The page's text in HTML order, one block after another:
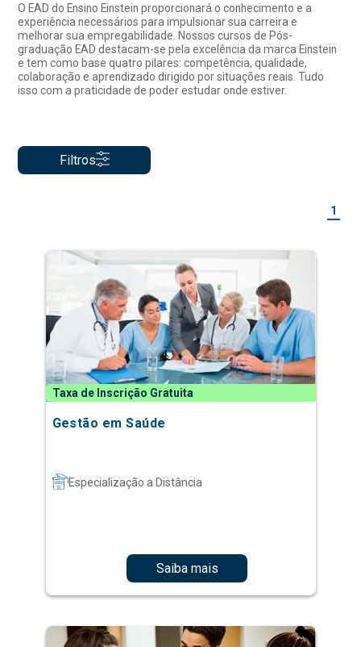
O EAD do Ensino Einstein proporcionará o conhecimento e a
experiência necessários para impulsionar sua carreira e
melhorar sua empregabilidade. Nossos cursos de Pós-
graduação EAD destacam-se pela excelência da marca Einstein
e tem como base quatro pilares: competência, qualidade,
colaboração e aprendizado dirigido por situações reais. Tudo
isso com a praticidade de poder estudar onde estiver.
Filtros
1
Taxa de Inscrição Gratuita
Gestão em Saúde
Especialização a Distância
Saiba mais